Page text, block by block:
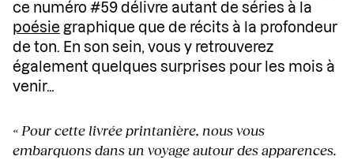
ce numéro #59 délivre autant de séries à la
poésie graphique que de récits à la profondeur
de ton. En son sein, vous y retrouverez
également quelques surprises pour les mois à
venir…
« Pour cette livrée printanière, nous vous
embarquons dans un voyage autour des apparences.